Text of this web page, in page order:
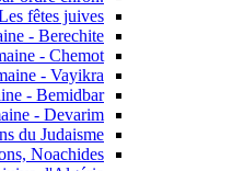
fêtes juives
- Berechite
- Chemot
- Vayikra
- Bemidbar
- Devarim
du Judaisme
Noachides